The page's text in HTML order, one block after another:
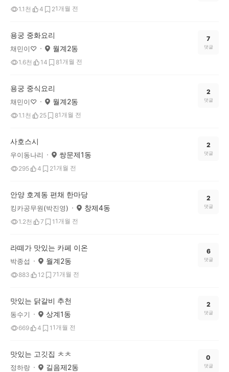
1.1천 4 21개월 전
용궁 중화요리
채민이♡ 월계2동
1.6천 14 81개월 전
7
댓글
용궁 중식요리
채민이♡ 월계2동
1.1천 25 81개월 전
2
댓글
사호스시
우이동나리 쌍문제1동
295 4 21개월 전
2
댓글
안양 호계동 편채 한마당
킹카공무원(박진영) 창제4동
1.2천 7 1 1개월 전
2
댓글
라떼가 맛있는 카페 이온
박종섭 월계2동
883 12 71개월 전
6
댓글
맛있는 닭갈비 추천
동수기 상계1동
669 4 1 1개월 전
2
댓글
맛있는 고깃집 ㅊㅊ
정하랑 길음제2동
0
댓글